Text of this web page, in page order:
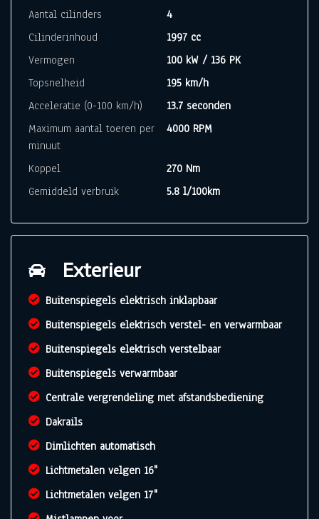
Aantal cilinders
4
Cilinderinhoud
1997 cc
Vermogen
100 kW / 136 PK
Topsnelheid
195 km/h
Acceleratie (0-100 km/h)
13.7 seconden
Maximum aantal toeren per
minuut
4000 RPM
Koppel
270 Nm
Gemiddeld verbruik
5.8 l/100km
Exterieur
Buitenspiegels elektrisch inklapbaar
Buitenspiegels elektrisch verstel- en verwarmbaar
Buitenspiegels elektrisch verstelbaar
Buitenspiegels verwarmbaar
Centrale vergrendeling met afstandsbediening
Dakrails
Dimlichten automatisch
Lichtmetalen velgen 16"
Lichtmetalen velgen 17"